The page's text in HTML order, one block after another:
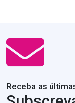
Receba as